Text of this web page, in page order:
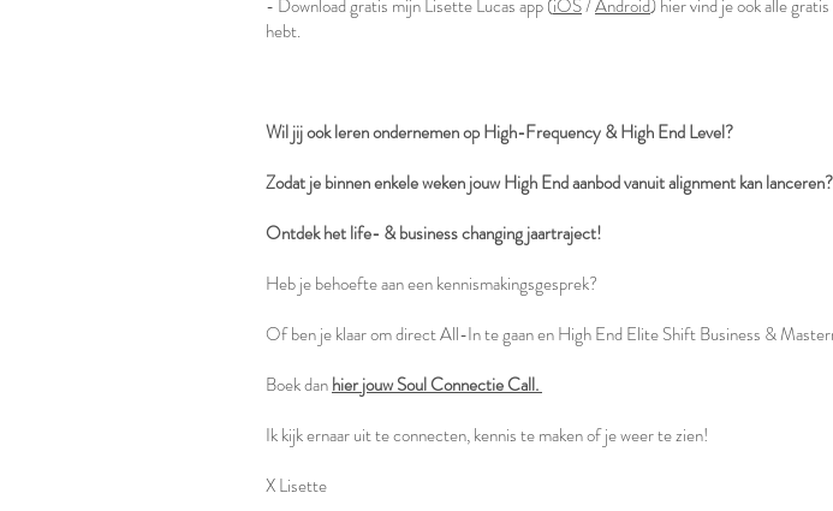
- Download gratis mijn Lisette Lucas app (iOS/Android) hier vind je ook alle
hebt.
Wil jij ook leren ondernemen op High-Frequency & High End Level?
Zodat je binnen enkele weken jouw High End aanbod vanuit alignment kan lanceren?
Ontdek het life- & business changing jaartraject!
Heb je behoefte aan een kennismakingsgesprek?
Of ben je klaar om direct All-In te gaan en High End Elite Shift Business &
Boek danhier jouw Soul Connectie Call.
Ik kijk ernaar uit te connecten, kennis te maken of je weer te zien!
X Lisette